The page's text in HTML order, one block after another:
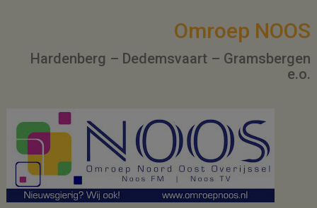
Omroep NOOS
Hardenberg – Dedemsvaart – Gramsbergen
e.o.